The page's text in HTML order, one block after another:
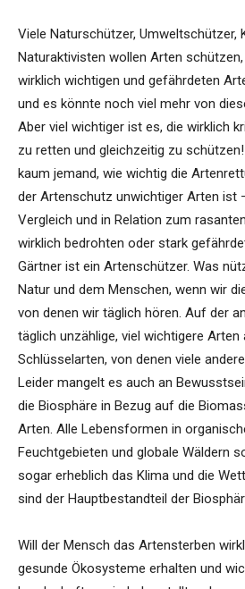
Viele Naturschützer, Umweltschützer,
Naturaktivisten wollen Arten
wirklich wichtigen und gefährdeten
und es könnte noch viel mehr von
Aber viel wichtiger ist es, die wirklich
zu retten und gleichzeitig zu
kaum jemand, wie wichtig die
der Artenschutz unwichtiger Arten ist
Vergleich und in Relation zum
wirklich bedrohten oder stark
Gärtner ist ein Artenschützer. Was
Natur und dem Menschen, wenn wir
von denen wir täglich hören. Auf der
täglich unzählige, viel wichtigere Arten
Schlüsselarten, von denen viele
Leider mangelt es auch an
die Biosphäre in Bezug auf die
Arten. Alle Lebensformen in
Feuchtgebieten und globale Wäldern
sogar erheblich das Klima und die
sind der Hauptbestandteil der
Will der Mensch das Artensterben
gesunde Ökosysteme erhalten und